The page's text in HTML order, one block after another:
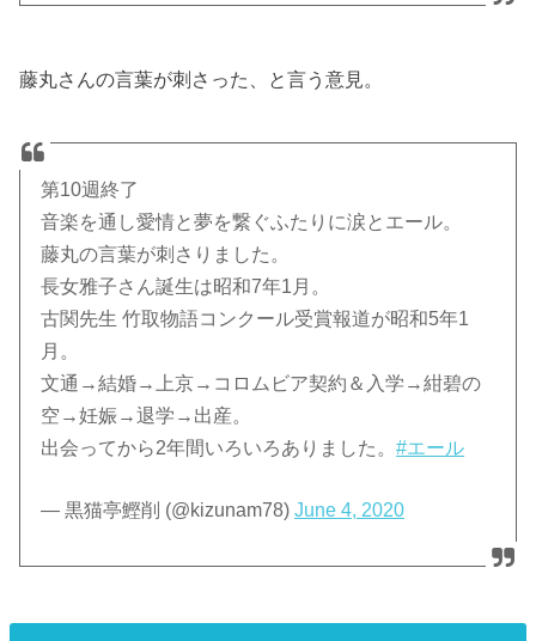
藤丸さんの言葉が刺さった、と言う意見。
第10週終了
音楽を通し愛情と夢を繋ぐふたりに涙とエール。
藤丸の言葉が刺さりました。
長女雅子さん誕生は昭和7年1月。
古関先生 竹取物語コンクール受賞報道が昭和5年1
月。
文通→結婚→上京→コロムビア契約＆入学→紺碧の
空→妊娠→退学→出産。
出会ってから2年間いろいろありました。#エール
— 黒猫亭鰹削 (@kizunam78)June 4, 2020